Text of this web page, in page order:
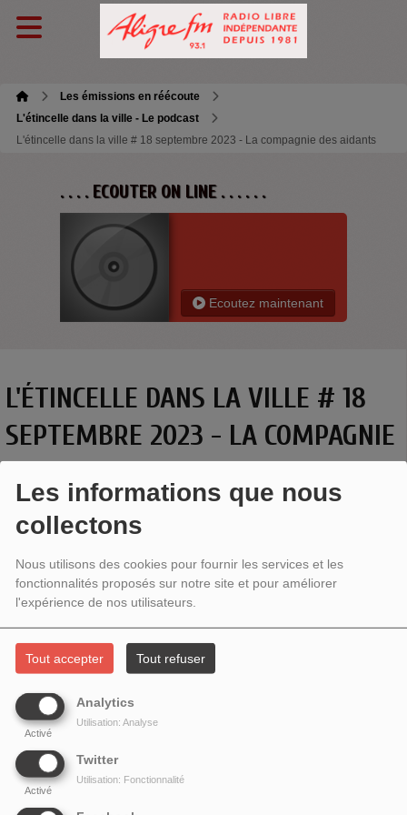
Les informations que nous
collectons
Nous utilisons des cookies pour fournir les services et les
fonctionnalités proposés sur notre site et pour améliorer
l'expérience de nos utilisateurs.
Tout accepter Tout refuser
Analytics
Activé
Utilisation: Analyse
Twitter
Activé
Utilisation: Fonctionnalité
Les émissions en réécoute
L'étincelle dans la ville - Le podcast
L'étincelle dans la ville # 18 septembre 2023 - La compagnie des aidants
. . . . ECOUTER ON LINE . . . . . .
Ecoutez maintenant
L'ÉTINCELLE DANS LA VILLE # 18
SEPTEMBRE 2023 - LA COMPAGNIE
DES AIDANTS
L'ÉTINCELLE DANS LA VILLE # 39 - LA COMPAGNIE DES
AIDANTS